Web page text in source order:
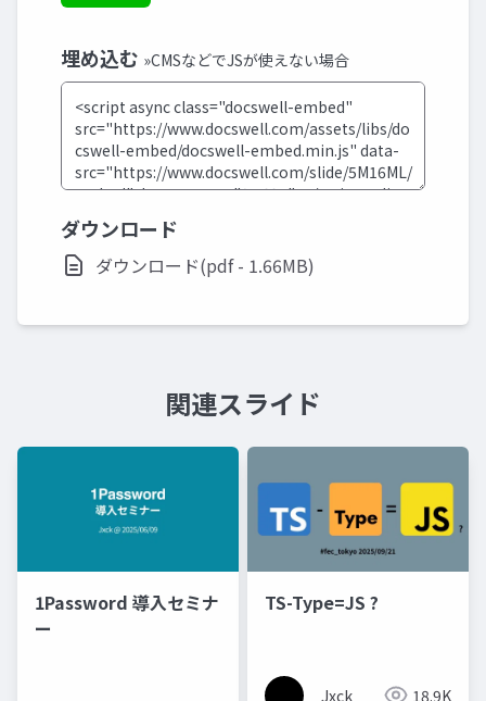
埋め込む »CMSなどでJSが使えない場合
ダウンロード
ダウンロード(pdf - 1.66MB)
関連スライド
1Password 導入セミナ
ー
TS-Type=JS ?
Jxck 18.9K